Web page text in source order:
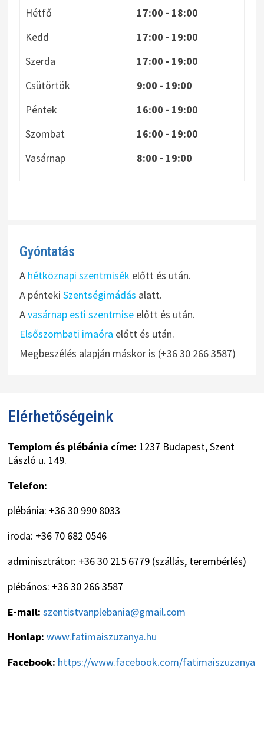
Hétfő
17:00 - 18:00
Kedd
17:00 - 19:00
Szerda
17:00 - 19:00
Csütörtök
9:00 - 19:00
Péntek
16:00 - 19:00
Szombat
16:00 - 19:00
Vasárnap
8:00 - 19:00
Gyóntatás
A hétköznapi szentmisékelőtt és után.
A pénteki Szentségimádás alatt.
Avasárnap esti szentmiseelőtt és után.
Elsőszombati imaóra előtt és után.
Megbeszélés alapján máskor is (+36 30 266 3587)
Elérhetőségeink
Templom és plébánia címe: 1237 Budapest, Szent
László u. 149.
Telefon:
plébánia: +36 30 990 8033
iroda: +36 70 682 0546
adminisztrátor: +36 30 215 6779 (szállás, terembérlés)
plébános: +36 30 266 3587
E-mail: szentistvanplebania@gmail.com
Honlap: www.fatimaiszuzanya.hu
Facebook: https://www.facebook.com/fatimaiszuzanya